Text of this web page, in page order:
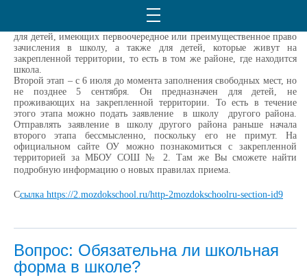
для детей, имеющих первоочередное или преимущественное право
зачисления в школу, а также для детей, которые живут на
закрепленной территории, то есть в том же районе, где находится
школа.
Второй этап – с 6 июля до момента заполнения свободных мест, но
не позднее 5 сентября. Он предназначен для детей, не
проживающих на закрепленной территории. То есть в течение
этого этапа можно подать заявление в школу другого района.
Отправлять заявление в школу другого района раньше начала
второго этапа бессмысленно, поскольку его не примут. На
официальном сайте ОУ можно познакомиться с закрепленной
территорией за МБОУ СОШ № 2. Там же Вы сможете найти
подробную информацию о новых правилах приема.
Ссылка https://2.mozdokschool.ru/http-2mozdokschoolru-section-id9
Вопрос: Обязательна ли школьная
форма в школе?